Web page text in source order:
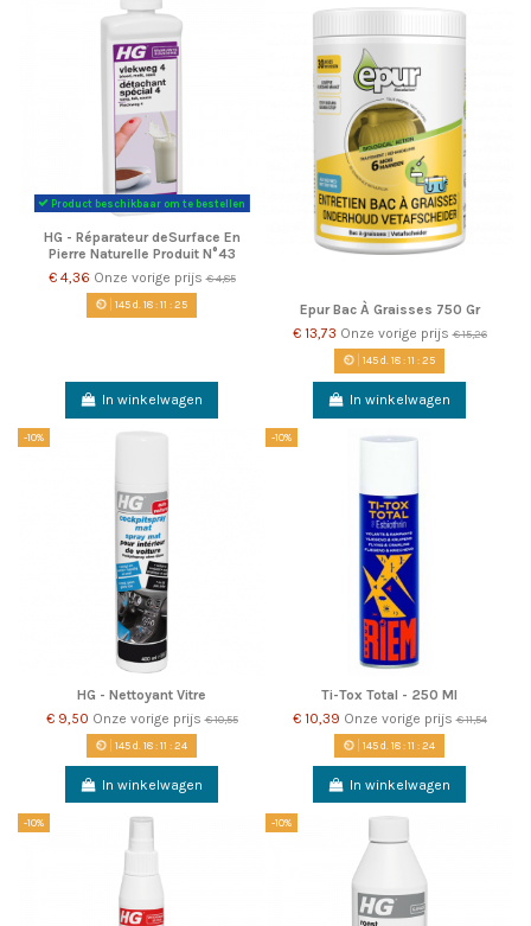
Product beschikbaar om te bestellen
HG - Réparateur deSurface En
Pierre Naturelle Produit N°43
€ 4,36 Onze vorige prijs€ 4,85
145d.18:11 :22
In winkelwagen
Epur Bac À Graisses 750 Gr
€ 13,73 Onze vorige prijs€ 15,26
145d.18:11 :22
In winkelwagen
-10%
HG - Nettoyant Vitre
€ 9,50 Onze vorige prijs€ 10,55
145d. 18:11 :22
In winkelwagen
-10%
Ti-Tox Total - 250 Ml
€ 10,39 Onze vorige prijs€ 11,54
145d. 18:11 :22
In winkelwagen
-10% -10%